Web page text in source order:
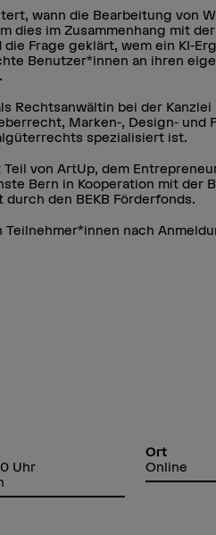
wann die Bearbeitung von
dies im Zusammenhang mit
Frage geklärt, wem ein KI-
Benutzer*innen an ihren
Rechtsanwältin bei der Kanzlei
Marken-, Design- und
spezialisiert ist.
von ArtUp, dem
Bern in Kooperation mit der
den BEKB Förderfonds.
Teilnehmer*innen nach
Uhr
Ort
Online